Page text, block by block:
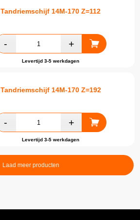
Tandriemschijf 14M-170 Z=112
Levertijd 3-5 werkdagen
Tandriemschijf 14M-170 Z=192
Levertijd 3-5 werkdagen
Laad meer producten